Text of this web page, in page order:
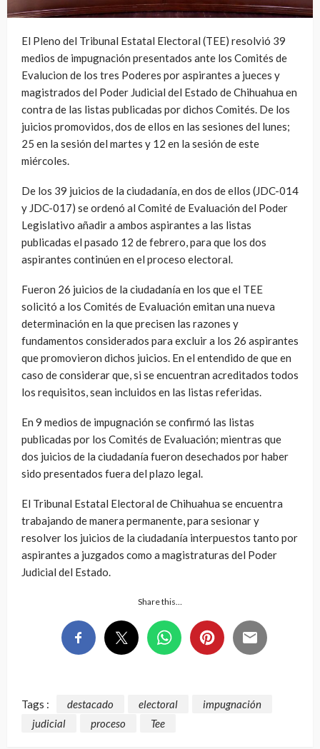
El Pleno del Tribunal Estatal Electoral (TEE) resolvió 39
medios de impugnación presentados ante los Comités de
Evalucion de los tres Poderes por aspirantes a jueces y
magistrados del Poder Judicial del Estado de Chihuahua en
contra de las listas publicadas por dichos Comités. De los
juicios promovidos, dos de ellos en las sesiones del lunes;
25 en la sesión del martes y 12 en la sesión de este
miércoles.
De los 39 juicios de la ciudadanía, en dos de ellos (JDC-014
y JDC-017) se ordenó al Comité de Evaluación del Poder
Legislativo añadir a ambos aspirantes a las listas
publicadas el pasado 12 de febrero, para que los dos
aspirantes continúen en el proceso electoral.
Fueron 26 juicios de la ciudadanía en los que el TEE
solicitó a los Comités de Evaluación emitan una nueva
determinación en la que precisen las razones y
fundamentos considerados para excluir a los 26 aspirantes
que promovieron dichos juicios. En el entendido de que en
caso de considerar que, si se encuentran acreditados todos
los requisitos, sean incluidos en las listas referidas.
En 9 medios de impugnación se confirmó las listas
publicadas por los Comités de Evaluación; mientras que
dos juicios de la ciudadanía fueron desechados por haber
sido presentados fuera del plazo legal.
El Tribunal Estatal Electoral de Chihuahua se encuentra
trabajando de manera permanente, para sesionar y
resolver los juicios de la ciudadanía interpuestos tanto por
aspirantes a juzgados como a magistraturas del Poder
Judicial del Estado.
Share this…
Tags : destacado electoral
impugnación
judicial
proceso Tee